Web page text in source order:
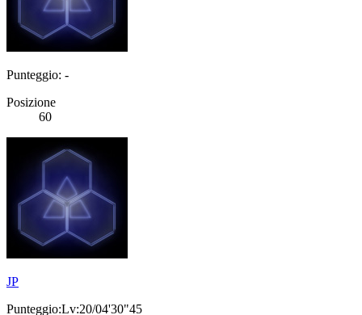
Punteggio: -
Posizione
60
JP
Punteggio:Lv:20/04'30"45